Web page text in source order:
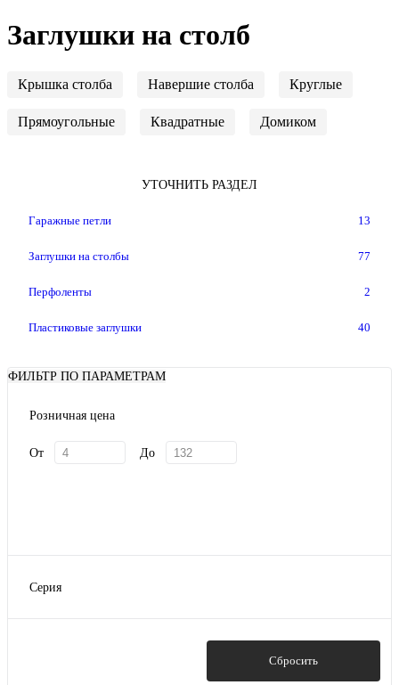
Заглушки на столб
Крышка столба Навершие столба Круглые
Прямоугольные Квадратные Домиком
УТОЧНИТЬ РАЗДЕЛ
Гаражные петли 13
Заглушки на столбы 77
Перфоленты 2
Пластиковые заглушки 40
ФИЛЬТР ПО ПАРАМЕТРАМ
Розничная цена
От До
Серия
Сбросить